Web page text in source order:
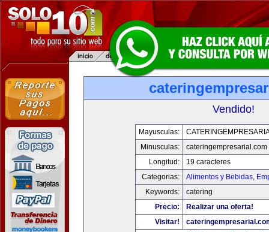
Vendido!
Mayusculas:
Minusculas:
cateringempresarial.com
Longitud:
19 caracteres
Categorias:
Alimentos y Bebidas,
Keywords:
catering
Precio:
Realizar una oferta!
Visitar!